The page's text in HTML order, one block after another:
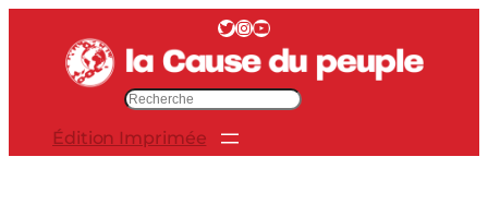
contenu
Twitter InstagramYouTube
Édition Imprimée